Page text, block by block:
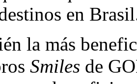
en
la más
Smiles de